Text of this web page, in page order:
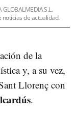
S.L.
de actualidad.
de la
y, a su vez,
Llorenç con
.